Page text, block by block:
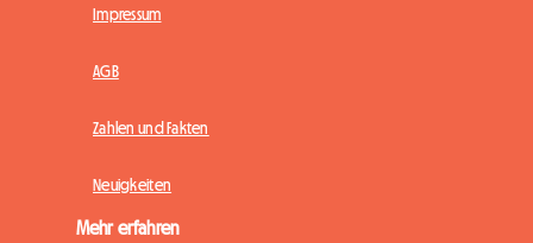
Impressum
AGB
Zahlen und Fakten
Neuigkeiten
Mehr erfahren